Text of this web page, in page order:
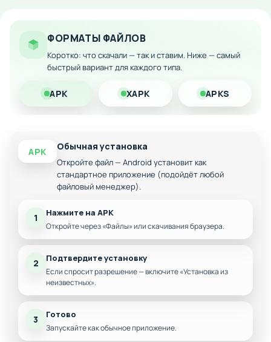
Стратегическое планирование действий
Скачайте Queen of the hill на Android и постройте
ФОРМАТЫ ФАЙЛОВ
Коротко: что скачали — так и ставим. Ниже — самый
быстрый вариант для каждого типа.
APK XAPK APKS
APK Обычная установка
Откройте файл — Android установит как
стандартное приложение (подойдёт любой
файловый менеджер).
1 Нажмите на APK
Откройте через «Файлы» или скачивания браузера.
2 Подтвердите установку
Если спросит разрешение — включите «Установка из
неизвестных».
3 Готово
Запускайте как обычное приложение.